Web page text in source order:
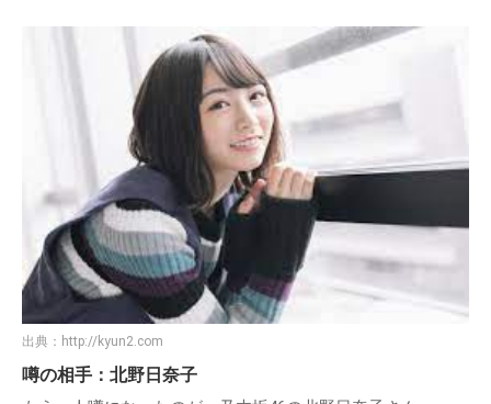
噂の相手：森川葵
他にも、噂となったのが清楚なイメージがある森川葵さんで
ドラマ『スプラウト』で共演した際にキスシーンを演じた事
から噂になったようですね。
それ以降は噂も出ていないようなので交際していると言う線
は薄いでしょう。